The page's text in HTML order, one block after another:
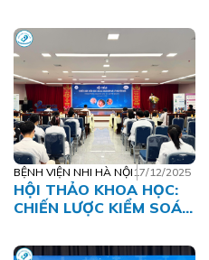
CHỦ” – BỆNH VIỆN NHI
HÀ NỘI CHỦ ĐỘNG NẮM
BẮT XU THẾ
BỆNH VIỆN NHI HÀ NỘI 17/12/2025
HỘI THẢO KHOA HỌC:
CHIẾN LƯỢC KIỂM SOÁT
KỶ NGUYÊN MỚI TRONG